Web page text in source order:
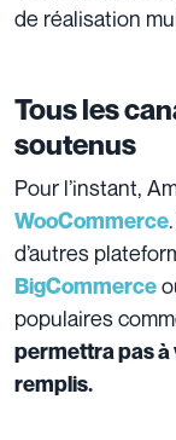
de réalisation
Tous les
soutenus
Pour l’instant,
WooCommerce
d’autres
BigCommerce
populaires
permettra pas à
remplis.